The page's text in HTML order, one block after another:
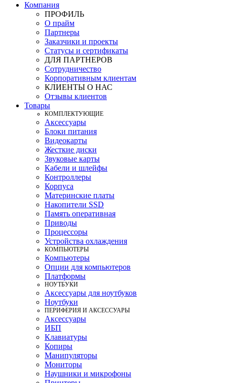
Компания
ПРОФИЛЬ
О прайм
Партнеры
Заказчики и проекты
Статусы и сертификаты
ДЛЯ ПАРТНЕРОВ
Сотрудничество
Корпоративным клиентам
КЛИЕНТЫ О НАС
Отзывы клиентов
Товары
КOМПЛЕКТУЮЩИЕ
Аксессуары
Блоки питания
Видеокарты
Жесткие диски
Звуковые карты
Кабели и шлейфы
Контроллеры
Корпуса
Материнские платы
Накопители SSD
Память оперативная
Приводы
Процессоры
Устройства охлаждения
КОМПЬЮТЕРЫ
Компьютеры
Опции для компьютеров
Платформы
НОУТБУКИ
Аксессуары для ноутбуков
Ноутбуки
ПЕРИФЕРИЯ И АКСЕССУАРЫ
Аксессуары
ИБП
Клавиатуры
Копиры
Манипуляторы
Мониторы
Наушники и микрофоны